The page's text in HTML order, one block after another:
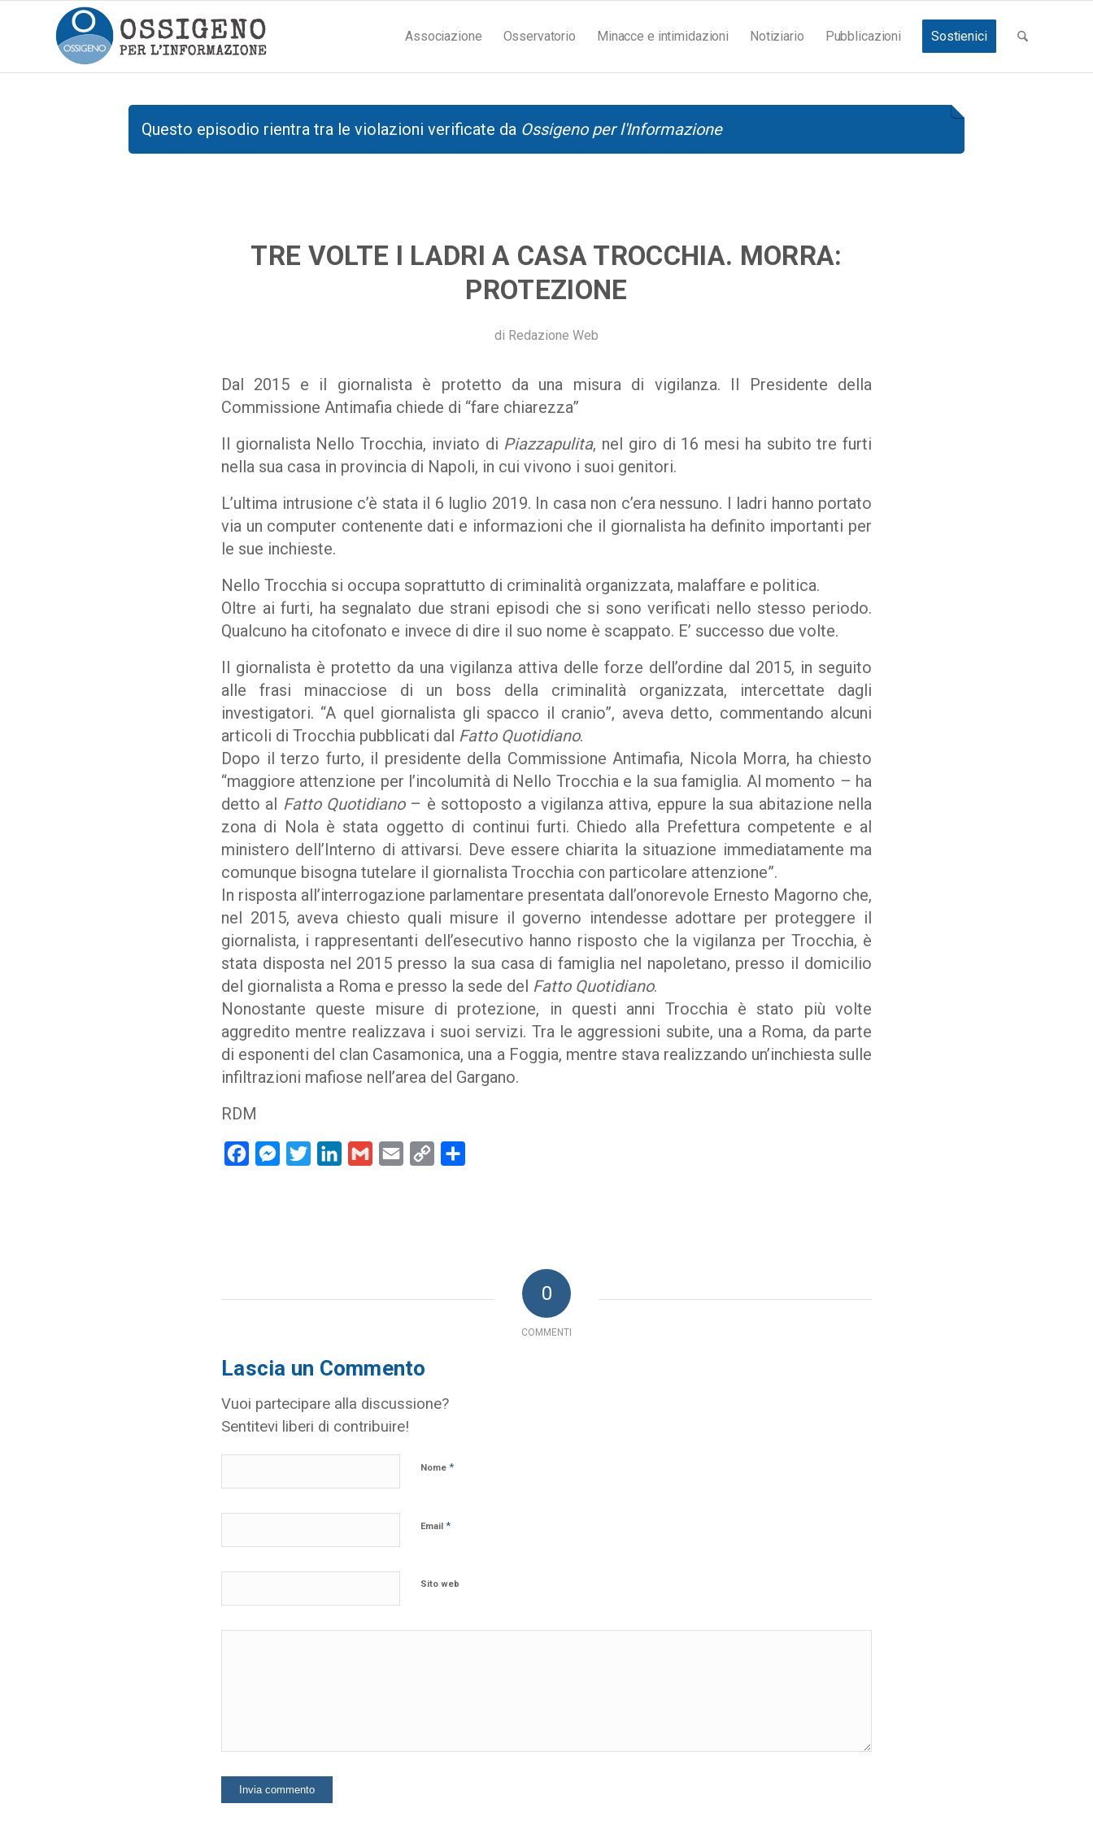
Associazione Osservatorio Minacce e intimidazioni Notiziario Pubblicazioni Sostienici
Questo episodio rientra tra le violazioni verificate da Ossigeno per l'Informazione
TRE VOLTE I LADRI A CASA TROCCHIA. MORRA:
PROTEZIONE
di Redazione Web
Dal 2015 e il giornalista è protetto da una misura di vigilanza. Il Presidente della
Commissione Antimafia chiede di “fare chiarezza”
Il giornalista Nello Trocchia, inviato di Piazzapulita, nel giro di 16 mesi ha subito tre furti
nella sua casa in provincia di Napoli, in cui vivono i suoi genitori.
L’ultima intrusione c’è stata il 6 luglio 2019. In casa non c’era nessuno. I ladri hanno portato
via un computer contenente dati e informazioni che il giornalista ha definito importanti per
le sue inchieste.
Nello Trocchia si occupa soprattutto di criminalità organizzata, malaffare e politica.
Oltre ai furti, ha segnalato due strani episodi che si sono verificati nello stesso periodo.
Qualcuno ha citofonato e invece di dire il suo nome è scappato. E’ successo due volte.
Il giornalista è protetto da una vigilanza attiva delle forze dell’ordine dal 2015, in seguito
alle frasi minacciose di un boss della criminalità organizzata, intercettate dagli
investigatori. “A quel giornalista gli spacco il cranio”, aveva detto, commentando alcuni
articoli di Trocchia pubblicati dal Fatto Quotidiano.
Dopo il terzo furto, il presidente della Commissione Antimafia, Nicola Morra, ha chiesto
“maggiore attenzione per l’incolumità di Nello Trocchia e la sua famiglia. Al momento – ha
detto al Fatto Quotidiano– è sottoposto a vigilanza attiva, eppure la sua abitazione nella
zona di Nola è stata oggetto di continui furti. Chiedo alla Prefettura competente e al
ministero dell’Interno di attivarsi. Deve essere chiarita la situazione immediatamente ma
comunque bisogna tutelare il giornalista Trocchia con particolare attenzione”.
In risposta all’interrogazione parlamentare presentata dall’onorevole Ernesto Magorno che,
nel 2015, aveva chiesto quali misure il governo intendesse adottare per proteggere il
giornalista, i rappresentanti dell’esecutivo hanno risposto che la vigilanza per Trocchia, è
stata disposta nel 2015 presso la sua casa di famiglia nel napoletano, presso il domicilio
del giornalista a Roma e presso la sede del Fatto Quotidiano.
Nonostante queste misure di protezione, in questi anni Trocchia è stato più volte
aggredito mentre realizzava i suoi servizi. Tra le aggressioni subite, una a Roma, da parte
di esponenti del clan Casamonica, una a Foggia, mentre stava realizzando un’inchiesta sulle
infiltrazioni mafiose nell’area del Gargano.
RDM
FacebookMessenger
Twitter LinkedInGmail Email
Copy
0
COMMENTI
Lascia un Commento
Vuoi partecipare alla discussione?
Sentitevi liberi di contribuire!
Nome *
Email *
Sito web